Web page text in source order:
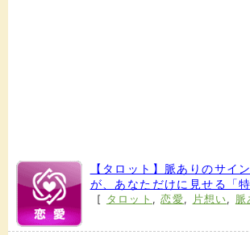
【タロット】脈ありのサイ
が、あなただけに見せる「
[ タロット ,恋愛, 片想い, 脈